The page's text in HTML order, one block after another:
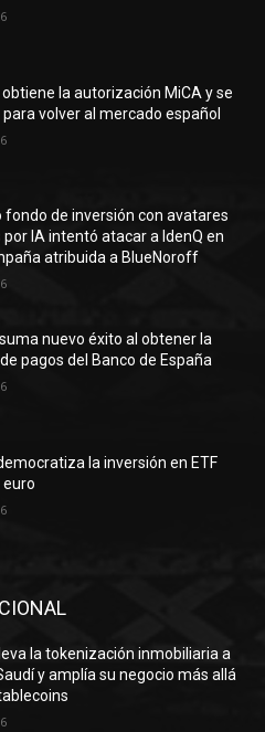
la autorización MiCA y se
volver al mercado español
fondo de inversión con avatares
por IA intentó atacar a IdenQ en
atribuida a BlueNoroff
nuevo éxito al obtener la
pagos del Banco de España
la inversión en ETF
euro
la tokenización inmobiliaria a
y amplía su negocio más allá